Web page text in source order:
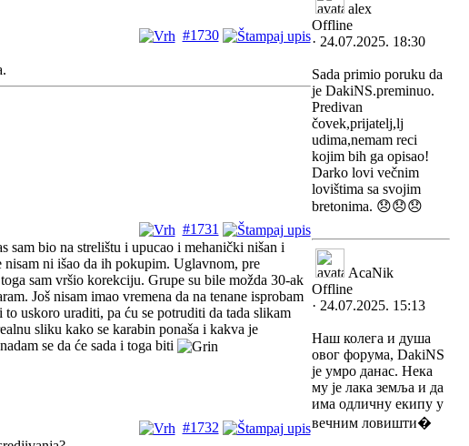
#1730
#1731
sam bio na strelištu i upucao i mehanički nišan i
nisam ni išao da ih pokupim. Uglavnom, pre
sam vršio korekciju. Grupe su bile možda 30-ak
Još nisam imao vremena da na tenane isprobam
uskoro uraditi, pa ću se potruditi da tada slikam
sliku kako se karabin ponaša i kakva je
se da će sada i toga biti
#1732
alex
Offline
· 24.07.2025. 18:30
Sada primio poruku da
je DakiNS.preminuo.
Predivan
čovek,prijatelj,lj
udima,nemam reci
kojim bih ga opisao!
Darko lovi večnim
lovištima sa svojim
bretonima. 😞😞😞
AcaNik
Offline
· 24.07.2025. 15:13
Наш колега и душа
овог форума, DakiNS
је умро данас. Нека
му је лака земља и да
има одличну екипу у
вечним ловишти�